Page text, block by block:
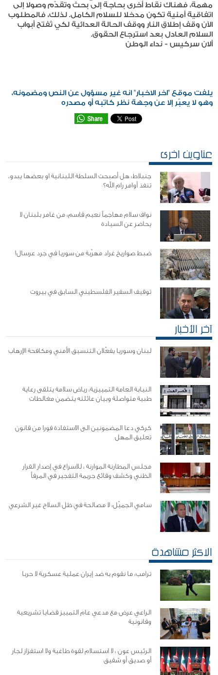
مهمة، فهناك نقاط أخرى بحاجة إلى بحث وتقدّم وصولا إلى
اتفاقية أمنية تكون مدخلا للسلام الكامل. لذلك، فالمطلوب
الآن وقف إطلاق النار ووقف الحالة العدائية لكي تُفتح أبواب
السلام العادل بعد استرجاع الحقوق.
ألان سركيس - نداء الوطن
يلفت موقع "اخر الاخبار" انه غير مسؤول عن النص ومضمونه،
وهو لا يعبّر إلا عن وجهة نظر كاتبه أو مصدره
عناوين اخرى
جنبلاط: هل أصبحت السلطة اللبنانية او بعضها يبدو،
تنفذ أوامر رام الله؟
نواف سلام مهاجماً نعيم قاسم: من غامر بلبنان لا
يحاضر عن السيادة
ضبط صواريخ غراد مهرّبة من سوريا في جرد عرسال!
توقيف السفير الفلسطيني السابق في بيروت
آخر الأخبار
لبنان وسوريا يفعّلان التنسيق الأمني ومكافحة الإرهاب
النيابة العامة التمييزية: رياض سلامة يتلقى رعاية
طبية متواصلة وبيان عائلته يتضمن مغالطات
كركي دعا المضمونين الى الاستفادة فورا من قانون
تعليق المهل
مجلس المطارنة الموارنة : للاسراع في إصدار القرار
الظني وكشف وقائع جريمة التفجير في المرفأ
سامي الجميّل: لا مصالحة في ظل السلاح غير الشرعي
الاكثر مشاهدة
ترامب: ما نقوم به ضد إيران عملية عسكرية لا حربا
الراعي عرض مع مدعي عام التمييز قضايا تشريعية
وقانونية
الرئيس عون : لا استسلام لقوة طاغية ولا استفزاز لجار
أو صديق أو شقيق